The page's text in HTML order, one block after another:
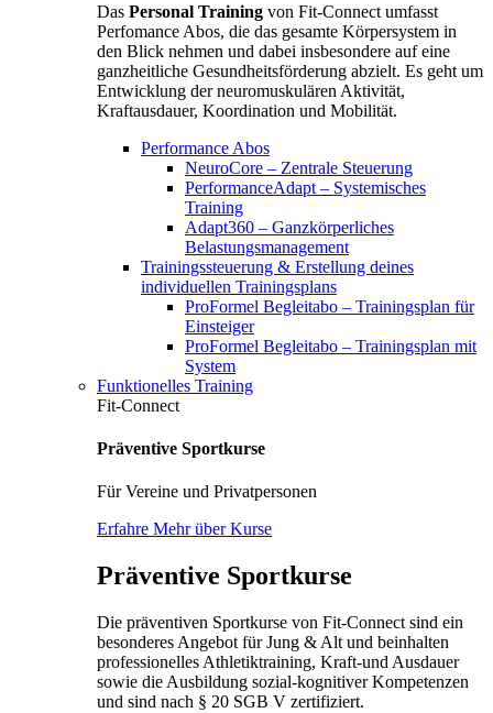
Das Personal Training von Fit-Connect umfasst
Perfomance Abos, die das gesamte Körpersystem in
den Blick nehmen und dabei insbesondere auf eine
ganzheitliche Gesundheitsförderung abzielt. Es geht um
Entwicklung der neuromuskulären Aktivität,
Kraftausdauer, Koordination und Mobilität.
Performance Abos
NeuroCore – Zentrale Steuerung
PerformanceAdapt – Systemisches
Training
Adapt360 – Ganzkörperliches
Belastungsmanagement
Trainingssteuerung & Erstellung deines
individuellen Trainingsplans
ProFormel Begleitabo – Trainingsplan für
Einsteiger
ProFormel Begleitabo – Trainingsplan mit
System
Funktionelles Training
Fit-Connect
Präventive Sportkurse
Für Vereine und Privatpersonen
Erfahre Mehr über Kurse
Präventive Sportkurse
Die präventiven Sportkurse von Fit-Connect sind ein
besonderes Angebot für Jung & Alt und beinhalten
professionelles Athletiktraining, Kraft-und Ausdauer
sowie die Ausbildung sozial-kognitiver Kompetenzen
und sind nach § 20 SGB V zertifiziert.